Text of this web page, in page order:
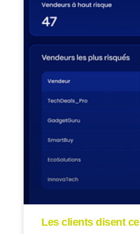
Les clients disent